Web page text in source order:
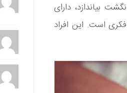
بیاندازد، دارای
است. این افراد